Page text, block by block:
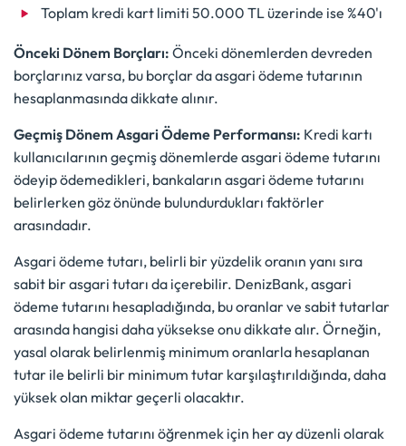
Toplam kredi kart limiti 50.000 TL üzerinde ise %40'ı
Önceki Dönem Borçları: Önceki dönemlerden devreden
borçlarınız varsa, bu borçlar da asgari ödeme tutarının
hesaplanmasında dikkate alınır.
Geçmiş Dönem Asgari Ödeme Performansı: Kredi kartı
kullanıcılarının geçmiş dönemlerde asgari ödeme tutarını
ödeyip ödemedikleri, bankaların asgari ödeme tutarını
belirlerken göz önünde bulundurdukları faktörler
arasındadır.
Asgari ödeme tutarı, belirli bir yüzdelik oranın yanı sıra
sabit bir asgari tutarı da içerebilir. DenizBank, asgari
ödeme tutarını hesapladığında, bu oranlar ve sabit tutarlar
arasında hangisi daha yüksekse onu dikkate alır. Örneğin,
yasal olarak belirlenmiş minimum oranlarla hesaplanan
tutar ile belirli bir minimum tutar karşılaştırıldığında, daha
yüksek olan miktar geçerli olacaktır.
Asgari ödeme tutarını öğrenmek için her ay düzenli olarak